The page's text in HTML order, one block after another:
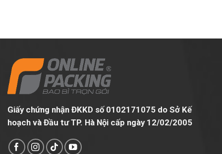
Giấy chứng nhận ĐKKD số 0102171075 do Sở Kế
hoạch và Đầu tư TP. Hà Nội cấp ngày 12/02/2005